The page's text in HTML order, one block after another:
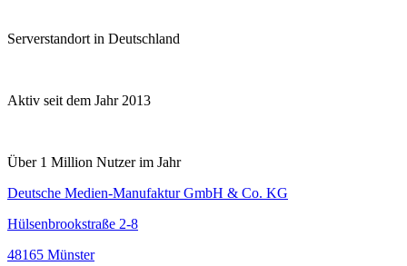
Serverstandort in Deutschland
Aktiv seit dem Jahr 2013
Über 1 Million Nutzer im Jahr
Deutsche Medien-Manufaktur GmbH & Co. KG
Hülsenbrookstraße 2-8
48165 Münster